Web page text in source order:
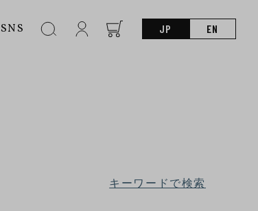
SNS JP EN
キーワードで検索